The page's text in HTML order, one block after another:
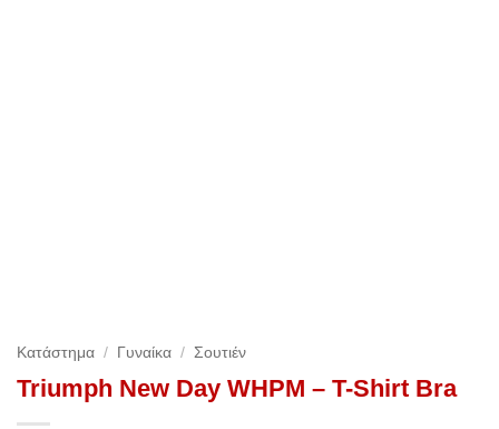
Κατάστημα / Γυναίκα / Σουτιέν
Triumph New Day WHPM – T-Shirt Bra